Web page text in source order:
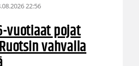
22:56
vuotiaat pojat
vahvalla